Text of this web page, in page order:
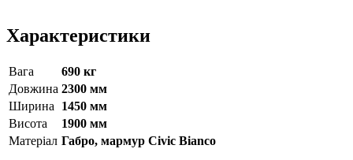
Характеристики
Вага
690 кг
Довжина 2300 мм
Ширина
1450 мм
Висота
1900 мм
Матерiал Габро, мармур Civic Bianco